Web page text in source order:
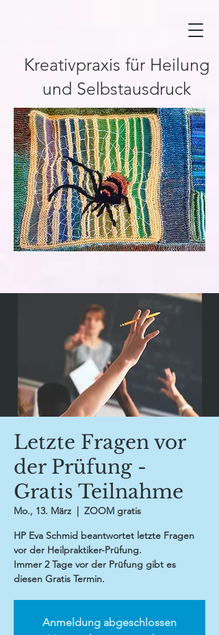
Kreativpraxis für Heilung
und Selbstausdruck
Letzte Fragen vor
der Prüfung -
Gratis Teilnahme
Mo., 13. März
  |
ZOOM gratis
HP Eva Schmid beantwortet letzte Fragen
vor der Heilpraktiker-Prüfung.
Immer 2 Tage vor der Prüfung gibt es
diesen Gratis Termin.
Anmeldung abgeschlossen